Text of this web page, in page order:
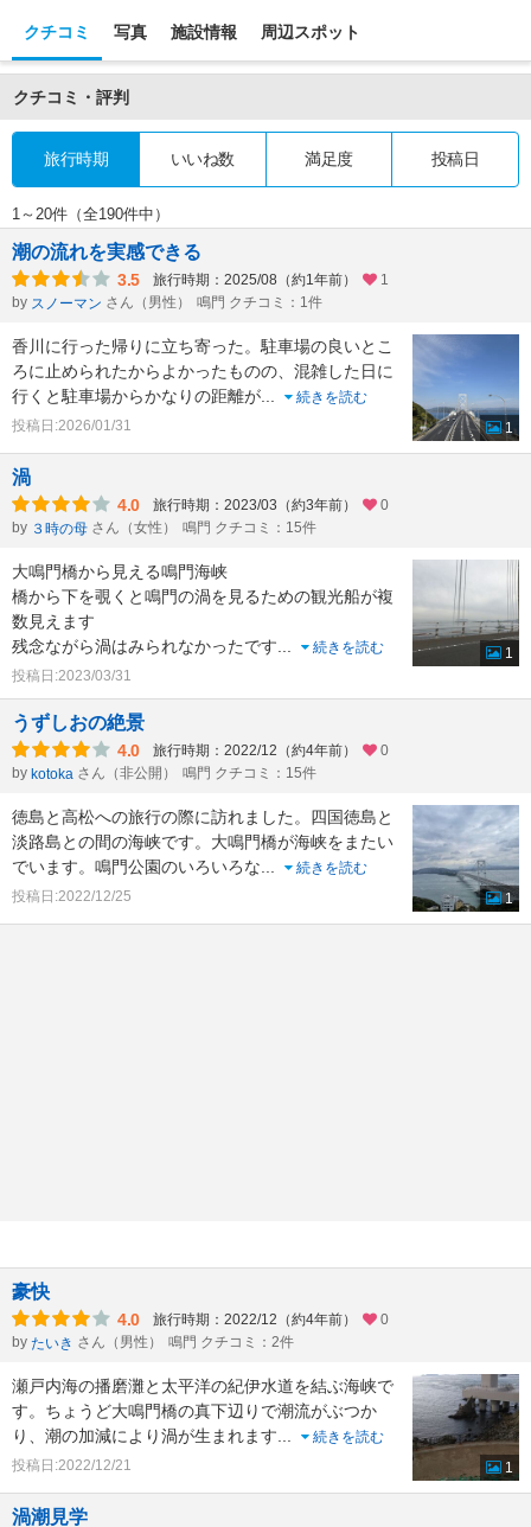
クチコミ 写真 施設情報 周辺スポット
クチコミ・評判
旅行時期 いいね数 満足度 投稿日
1～20件（全190件中）
潮の流れを実感できる
3.5 旅行時期：2025/08（約1年前）
1
by スノーマン さん（男性） 鳴門 クチコミ：1件
香川に行った帰りに立ち寄った。駐車場の良いとこ
ろに止められたからよかったものの、混雑した日に
行くと駐車場からかなりの距離が...
続きを読む
投稿日:2026/01/31
1
渦
4.0 旅行時期：2023/03（約3年前）
0
by ３時の母 さん（女性） 鳴門 クチコミ：15件
大鳴門橋から見える鳴門海峡
橋から下を覗くと鳴門の渦を見るための観光船が複
数見えます
残念ながら渦はみられなかったです...
続きを読む
投稿日:2023/03/31
1
うずしおの絶景
4.0 旅行時期：2022/12（約4年前）
0
by kotoka さん（非公開） 鳴門 クチコミ：15件
徳島と高松への旅行の際に訪れました。四国徳島と
淡路島との間の海峡です。大鳴門橋が海峡をまたい
でいます。鳴門公園のいろいろな...
続きを読む
投稿日:2022/12/25
1
豪快
4.0 旅行時期：2022/12（約4年前）
0
by たいき さん（男性） 鳴門 クチコミ：2件
瀬戸内海の播磨灘と太平洋の紀伊水道を結ぶ海峡で
す。ちょうど大鳴門橋の真下辺りで潮流がぶつか
り、潮の加減により渦が生まれます...
続きを読む
投稿日:2022/12/21
1
渦潮見学